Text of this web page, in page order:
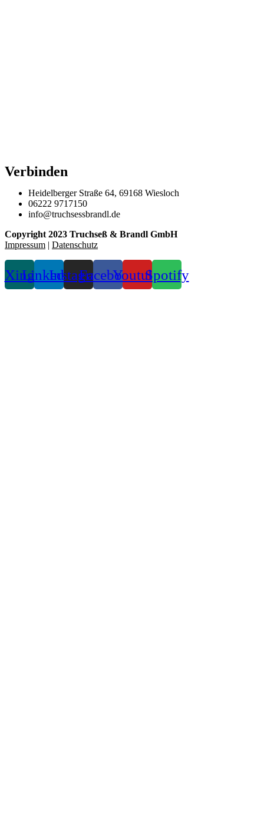
Verbinden
Heidelberger Straße 64, 69168 Wiesloch
06222 9717150
info@truchsessbrandl.de
Copyright 2023 Truchseß & Brandl GmbH
Impressum | Datenschutz
XingLinkedinInstagramFacebookYoutubeSpotify